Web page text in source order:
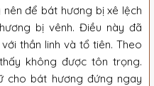
để bát hương bị xê lệch
bị vênh. Điều này đã
thần linh và tổ tiên. Theo
không được tôn trọng.
cho bát hương đứng ngay